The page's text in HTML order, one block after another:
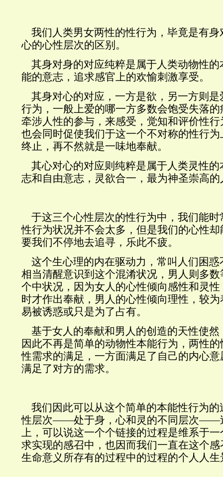
我们人类男女两性的性行为，毕竟是有身
心的心性层次的区别。
其身对身的对应纯粹是属于人类动物性的
能的意志，追求感官上的欢愉刺激享受。
其身对心的对应，一方是欲，另一方则是
行为，一般上爱的哪一方多数会饱受失落
牵涉人性的参与，来感受，觉知和评价性
也会同时促使我们于这一个不对称的性行
终止，再不然就是一味地奉献。
其心对心的对应则纯粹是属于人类灵性的
志和自由意志，灵欲合一，最为神圣崇高
于这三个心性层次的性行为中，我们能时
性行为状况并不会太多，但是我们的心性
要我们不停地去追寻，乐此不疲。
这个生心理的内在驱动力，常叫人们困惑
相当清醒意识到这个混淆状况，男人则多
个中状况，因为女人的心性倾向感性和灵
时才作出奉献，男人的心性倾向理性，较
易被诱惑或只是为了占有。
基于女人的奉献和男人的创造的天性使然
因此不再是简单的动物性本能行为，两性
性需求的满足，一方面满足了自己的内心
满足了对方的需求。
我们因此可以从这个简单的本能性行为的
性层次——处于身，心和灵的不同层次——
上，可以说这一个个链接的过程是维系于
求实现的感召中，也因而我们一直在这个
生命意义所存有的过程中的过程的个人人生